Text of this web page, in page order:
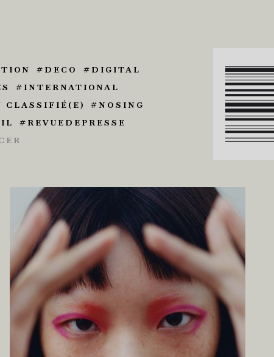
DECO
DIGITAL
INTERNATIONAL
CLASSIFIÉ(E)
NOSING
REVUEDEPRESSE